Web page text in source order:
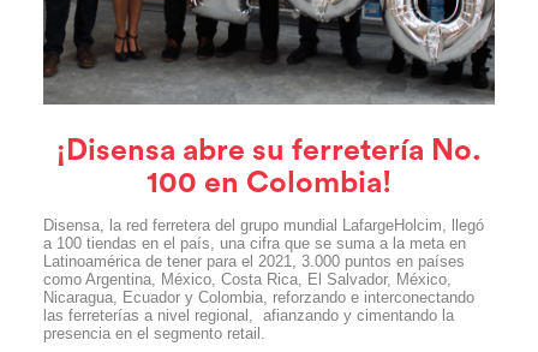
¡Disensa abre su ferretería No.
100 en Colombia!
Disensa, la red ferretera del grupo mundial LafargeHolcim, llegó
a 100 tiendas en el país, una cifra que se suma a la meta en
Latinoamérica de tener para el 2021, 3.000 puntos en países
como Argentina, México, Costa Rica, El Salvador, México,
Nicaragua, Ecuador y Colombia, reforzando e interconectando
las ferreterías a nivel regional, afianzando y cimentando la
presencia en el segmento retail.